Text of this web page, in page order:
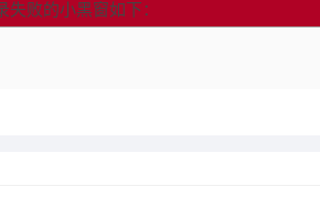
败的小黑窗如下：